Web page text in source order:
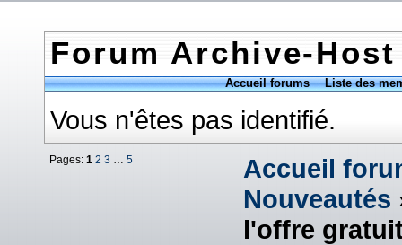
Forum Archive-Host
Accueil forums Liste des
Vous n'êtes pas identifié.
Pages: 1 2 3 … 5
Accueil
Nouveautés
l'offre